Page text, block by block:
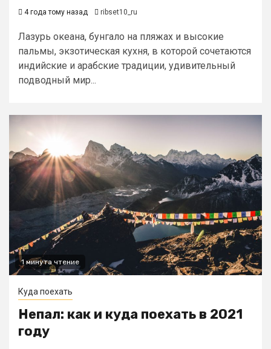
4 года тому назад ribset10_ru
Лазурь океана, бунгало на пляжах и высокие
пальмы, экзотическая кухня, в которой сочетаются
индийские и арабские традиции, удивительный
подводный мир...
1 минута чтение
Куда поехать
Непал: как и куда поехать в 2021
году